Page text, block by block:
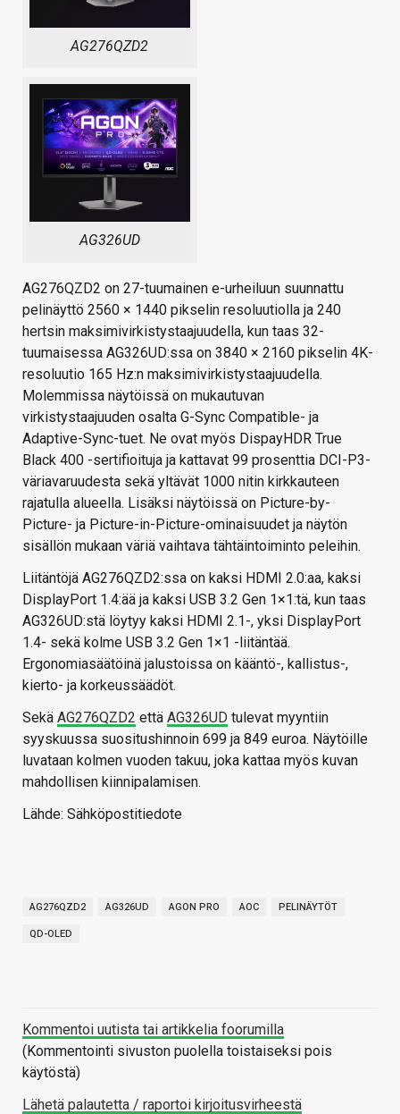
AG276QZD2
AG326UD
AG276QZD2 on 27-tuumainen e-urheiluun suunnattu
pelinäyttö 2560 × 1440 pikselin resoluutiolla ja 240
hertsin maksimivirkistystaajuudella, kun taas 32-
tuumaisessa AG326UD:ssa on 3840 × 2160 pikselin 4K-
resoluutio 165 Hz:n maksimivirkistystaajuudella.
Molemmissa näytöissä on mukautuvan
virkistystaajuuden osalta G-Sync Compatible- ja
Adaptive-Sync-tuet. Ne ovat myös DispayHDR True
Black 400 -sertifioituja ja kattavat 99 prosenttia DCI-P3-
väriavaruudesta sekä yltävät 1000 nitin kirkkauteen
rajatulla alueella. Lisäksi näytöissä on Picture-by-
Picture- ja Picture-in-Picture-ominaisuudet ja näytön
sisällön mukaan väriä vaihtava tähtäintoiminto peleihin.
Liitäntöjä AG276QZD2:ssa on kaksi HDMI 2.0:aa, kaksi
DisplayPort 1.4:ää ja kaksi USB 3.2 Gen 1×1:tä, kun taas
AG326UD:stä löytyy kaksi HDMI 2.1-, yksi DisplayPort
1.4- sekä kolme USB 3.2 Gen 1×1 -liitäntää.
Ergonomiasäätöinä jalustoissa on kääntö-, kallistus-,
kierto- ja korkeussäädöt.
Sekä AG276QZD2 että AG326UD tulevat myyntiin
syyskuussa suositushinnoin 699 ja 849 euroa. Näytöille
luvataan kolmen vuoden takuu, joka kattaa myös kuvan
mahdollisen kiinnipalamisen.
Lähde: Sähköpostitiedote
AG276QZD2 AG326UD AGON PRO AOC PELINÄYTÖT
QD-OLED
Kommentoi uutista tai artikkelia foorumilla
(Kommentointi sivuston puolella toistaiseksi pois
käytöstä)
Lähetä palautetta / raportoi kirjoitusvirheestä